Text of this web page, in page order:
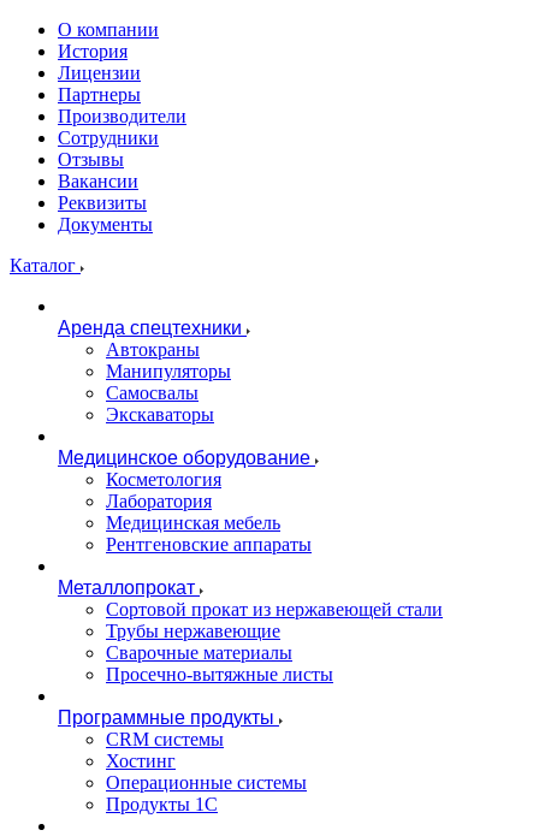
О компании
История
Лицензии
Партнеры
Производители
Сотрудники
Отзывы
Вакансии
Реквизиты
Документы
Каталог
Аренда спецтехники
Автокраны
Манипуляторы
Самосвалы
Экскаваторы
Медицинское оборудование
Косметология
Лаборатория
Медицинская мебель
Рентгеновские аппараты
Металлопрокат
Сортовой прокат из нержавеющей стали
Трубы нержавеющие
Сварочные материалы
Просечно-вытяжные листы
Программные продукты
CRM системы
Хостинг
Операционные системы
Продукты 1С